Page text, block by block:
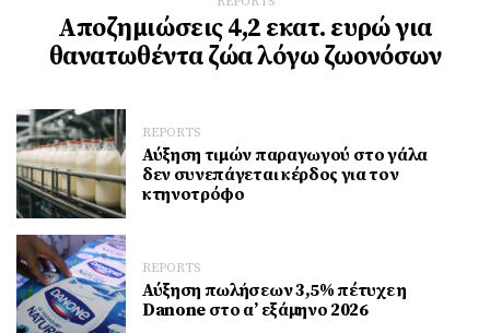
Αποζημιώσεις 4,2 εκατ. ευρώ για
θανατωθέντα ζώα λόγω ζωονόσων
REPORTS
Αύξηση τιμών παραγωγού στο γάλα
δεν συνεπάγεται κέρδος για τον
κτηνοτρόφο
REPORTS
Αύξηση πωλήσεων 3,5% πέτυχε η
Danone στο α’ εξάμηνο 2026